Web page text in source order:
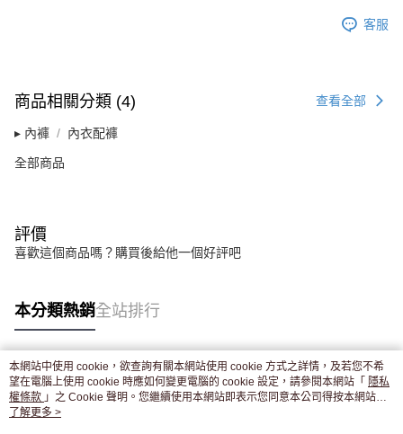
客服
商品相關分類 (4) 查看全部
▸ 內褲 內衣配褲
全部商品
評價
喜歡這個商品嗎？購買後給他一個好評吧
本分類熱銷全站排行
熱門標籤
本網站中使用 cookie，欲查詢有關本網站使用 cookie 方式之詳情，及若您不希
望在電腦上使用 cookie 時應如何變更電腦的 cookie 設定，請參閱本網站「 隱私
權條款 」之 Cookie 聲明。您繼續使用本網站即表示您同意本公司得按本網站使
用條款之 Cookie 聲明使用 cookie。
了解更多 >